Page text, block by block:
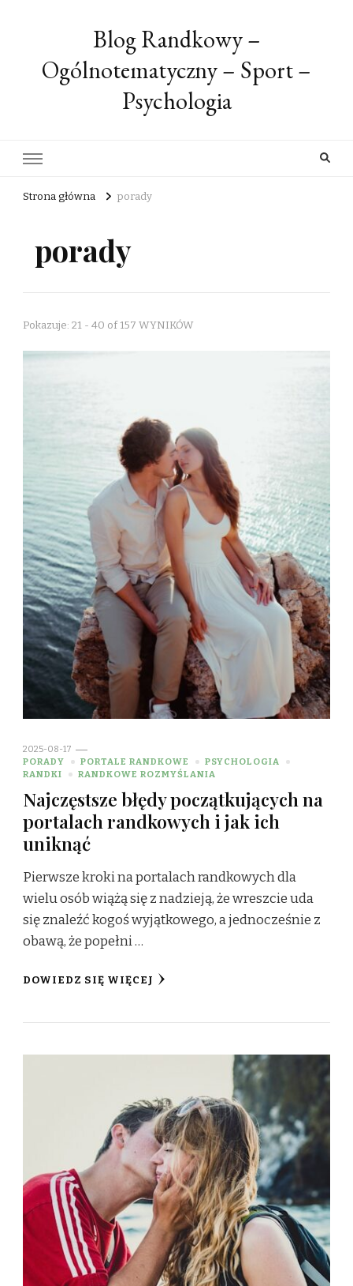
Blog Randkowy –
Ogólnotematyczny – Sport –
Psychologia
Strona główna porady
porady
Pokazuje: 21 - 40 of 157 WYNIKÓW
2025-08-17
PORADY
PORTALE RANDKOWE
PSYCHOLOGIA
RANDKI
RANDKOWE ROZMYŚLANIA
Najczęstsze błędy początkujących na
portalach randkowych i jak ich
uniknąć
Pierwsze kroki na portalach randkowych dla
wielu osób wiążą się z nadzieją, że wreszcie uda
się znaleźć kogoś wyjątkowego, a jednocześnie z
obawą, że popełni …
DOWIEDZ SIĘ WIĘCEJ